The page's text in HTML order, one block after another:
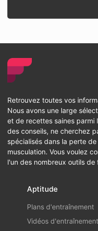
Retrouvez toutes vos
Nous avons une large
et de recettes saines parmi
des conseils, ne cherchez
spécialisés dans la perte
musculation. Vous voulez
l'un des nombreux outils de
Aptitude
Plans d'entraînement
Vidéos d'entraînement